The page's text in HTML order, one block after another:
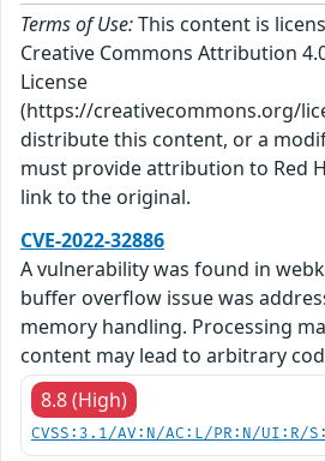
Terms of Use:This content is
Creative Commons Attribution
License
(https://creativecommons.org/
distribute this content, or a
must provide attribution to Red
link to the original.
CVE-2022-32886
A vulnerability was found in
buffer overflow issue was
memory handling. Processing
content may lead to arbitrary
8.8 (High)
CVSS:3.1/AV:N/AC:L/PR:N/UI:R/